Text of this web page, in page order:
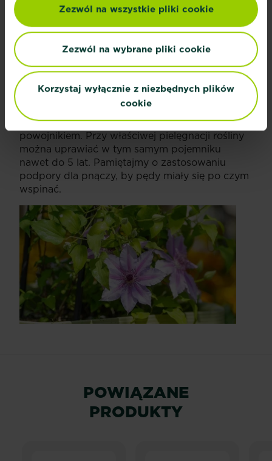
Zezwól na wszystkie pliki cookie
Zezwól na wybrane pliki cookie
Korzystaj wyłącznie z niezbędnych plików
cookie
znajdować się duży otwór, umożliwiający
odpływ wody. Dobrze też wykonać 2-3 cm
drenaż, który będzie odprowadzać wodę i
jednocześnie napowietrzać korzenie. W
donicach najlepiej sadzić odmiany wolno
rosnące np. „Alionushka”, „Arabella”, „Chevalier”,
„Diana`s Delight”, „Multi Blue”, „Nelly Moser”,
„Niobe”, „Teshio”. Bardzo efektownym
połączeniem jest krzew róży spleciony z
powojnikiem. Przy właściwej pielęgnacji rośliny
można uprawiać w tym samym pojemniku
nawet do 5 lat. Pamiętajmy o zastosowaniu
podpory dla pnączy, by pędy miały się po czym
wspinać.
POWIĄZANE
PRODUKTY